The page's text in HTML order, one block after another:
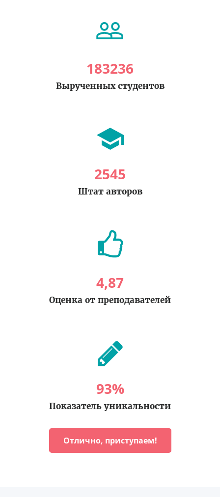
183236
Вырученных студентов
2545
Штат авторов
4,87
Оценка от преподавателей
93%
Показатель уникальности
Отлично, приступаем!